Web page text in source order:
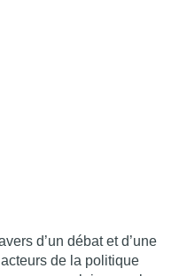
d’un débat et d’une
de la politique